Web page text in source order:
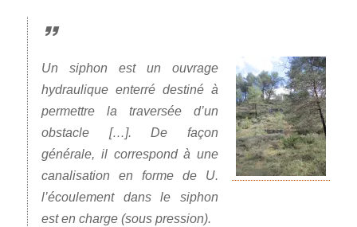
Un siphon est un ouvrage
hydraulique enterré destiné à
permettre la traversée d’un
obstacle […]. De façon
générale, il correspond à une
canalisation en forme de U.
l’écoulement dans le siphon
est en charge (sous pression).